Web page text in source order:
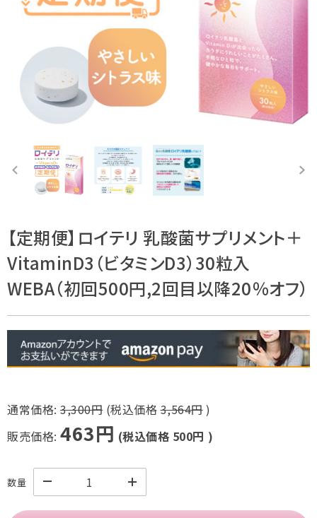
【定期便】ロイテリ 乳酸菌サプリメント＋
VitaminD3（ビタミンD3）30粒入
WEBA（初回500円,2回目以降20％オフ）
通常価格: 3,300円 (税込価格3,564円)
販売価格: 463円 (税込価格 500円 )
数量